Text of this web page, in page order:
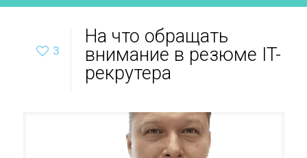
3
На что обращать
внимание в резюме IT-
рекрутера